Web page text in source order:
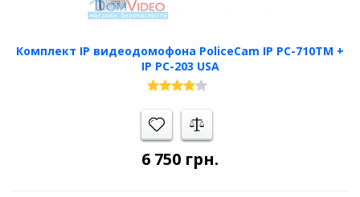
Комплект IP видеодомофона PoliceCam IP PC-710TM +
IP PC-203 USA
6 750 грн.